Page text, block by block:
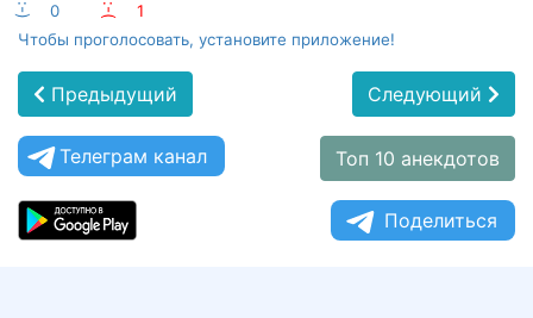
:-) 0 :-(
1
Чтобы проголосовать, установите приложение!
Предыдущий Следующий
Телеграм канал Топ 10 анекдотов
Поделиться